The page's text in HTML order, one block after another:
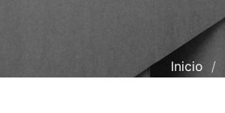
Inicio